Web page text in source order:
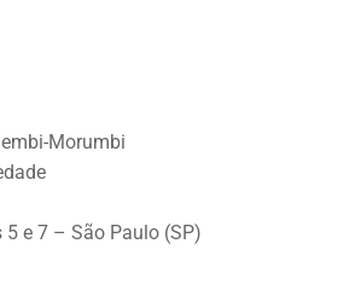
Morumbi
e 7 – São Paulo (SP)